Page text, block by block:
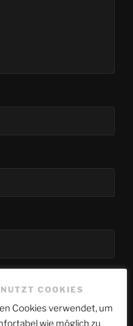
Kommentar speichern.
COOKIES
Cookies verwendet, um